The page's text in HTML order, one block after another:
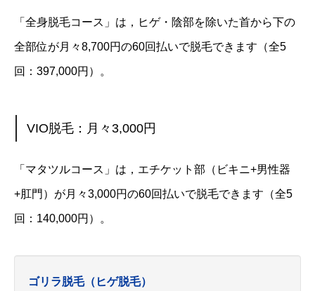
「全身脱毛コース」は，ヒゲ・陰部を除いた首から下の
全部位が月々8,700円の60回払いで脱毛できます（全5
回：397,000円）。
VIO脱毛：月々3,000円
「マタツルコース」は，エチケット部（ビキニ+男性器
+肛門）が月々3,000円の60回払いで脱毛できます（全5
回：140,000円）。
ゴリラ脱毛（ヒゲ脱毛）